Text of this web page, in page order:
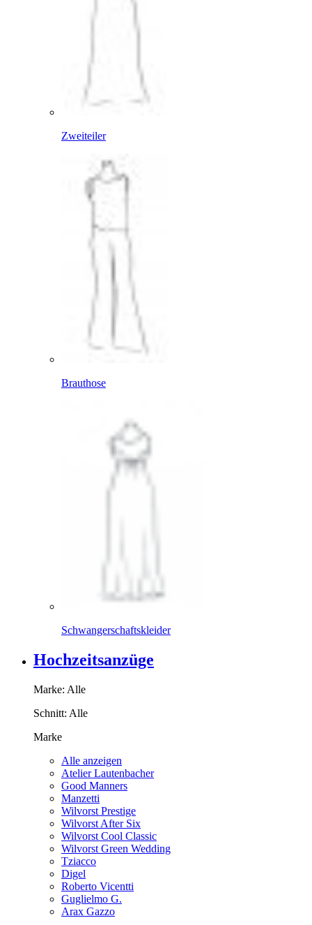
Zweiteiler
Brauthose
Schwangerschaftskleider
Hochzeitsanzüge
Marke: Alle
Schnitt: Alle
Marke
Alle anzeigen
Atelier Lautenbacher
Good Manners
Manzetti
Wilvorst Prestige
Wilvorst After Six
Wilvorst Cool Classic
Wilvorst Green Wedding
Tziacco
Digel
Roberto Vicentti
Guglielmo G.
Arax Gazzo